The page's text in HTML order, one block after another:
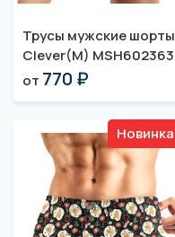
Трусы мужские шорты
Clever(M) MSH602363
от 770 ₽
Новинка